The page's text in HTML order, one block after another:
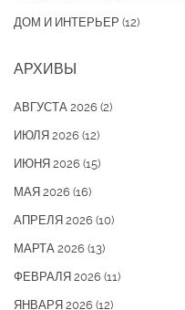
ДОМ И ИНТЕРЬЕР (12)
АРХИВЫ
АВГУСТА 2026 (2)
ИЮЛЯ 2026 (12)
ИЮНЯ 2026 (15)
МАЯ 2026 (16)
АПРЕЛЯ 2026 (10)
МАРТА 2026 (13)
ФЕВРАЛЯ 2026 (11)
ЯНВАРЯ 2026 (12)